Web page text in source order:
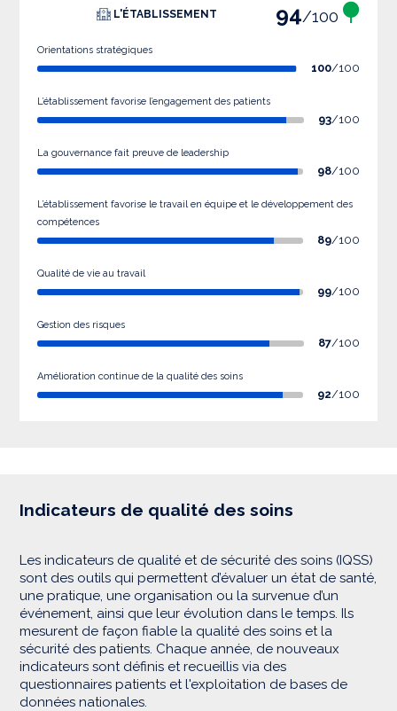
L'ÉTABLISSEMENT 94/100
Orientations stratégiques
100/100
L’établissement favorise l’engagement des patients
93/100
La gouvernance fait preuve de leadership
98/100
L’établissement favorise le travail en équipe et le développement des
compétences
89/100
Qualité de vie au travail
99/100
Gestion des risques
87/100
Amélioration continue de la qualité des soins
92/100
Indicateurs de qualité des soins
Les indicateurs de qualité et de sécurité des soins (IQSS)
sont des outils qui permettent d’évaluer un état de santé,
une pratique, une organisation ou la survenue d’un
événement, ainsi que leur évolution dans le temps. Ils
mesurent de façon fiable la qualité des soins et la
sécurité des patients. Chaque année, de nouveaux
indicateurs sont définis et recueillis via des
questionnaires patients et l'exploitation de bases de
données nationales.